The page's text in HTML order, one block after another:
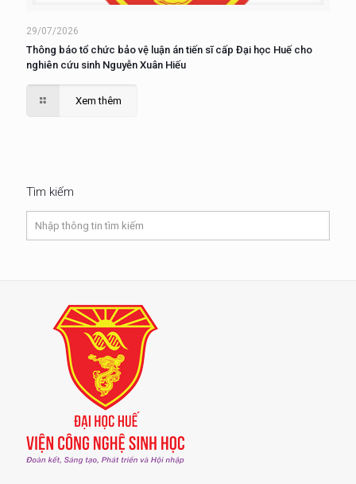
29/07/2026
Thông báo tổ chức bảo vệ luận án tiến sĩ cấp Đại học Huế cho
nghiên cứu sinh Nguyễn Xuân Hiếu
Xem thêm
Tìm kiếm